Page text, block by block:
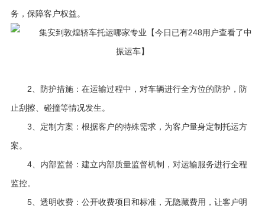
务，保障客户权益。
2、防护措施：在运输过程中，对车辆进行全方位的防护，防
止刮擦、碰撞等情况发生。
3、定制方案：根据客户的特殊需求，为客户量身定制托运方
案。
4、内部监督：建立内部质量监督机制，对运输服务进行全程
监控。
5、透明收费：公开收费项目和标准，无隐藏费用，让客户明